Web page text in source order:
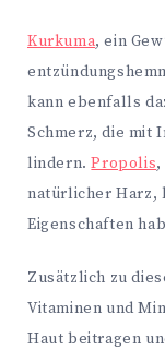
Kurkuma, ein
kann ebenfalls
Schmerz, die mit
lindern.Propolis
natürlicher Harz,
Eigenschaften
Zusätzlich zu
Vitaminen und
Haut beitragen